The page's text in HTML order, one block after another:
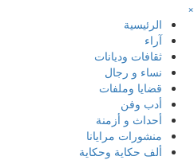
×
الرئيسية
آراء
ثقافات وديانات
نساء و رجال
قضايا وملفات
أدب وفن
أحداث و أزمنة
منشورات مرايانا
ألف حكاية وحكاية